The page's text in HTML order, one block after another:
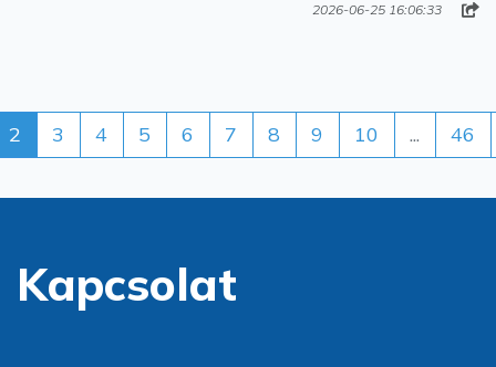
2026-06-25 16:06:33
2 3 4 5 6 7 8 9 10 ... 46
Kapcsolat